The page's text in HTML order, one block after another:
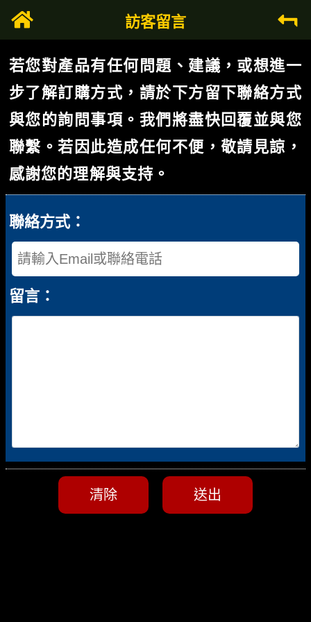
訪客留言
若您對產品有任何問題、建議，或想進一
步了解訂購方式，請於下方留下聯絡方式
與您的詢問事項。我們將盡快回覆並與您
聯繫。若因此造成任何不便，敬請見諒，
感謝您的理解與支持。
聯絡方式：
留言：
清除 送出